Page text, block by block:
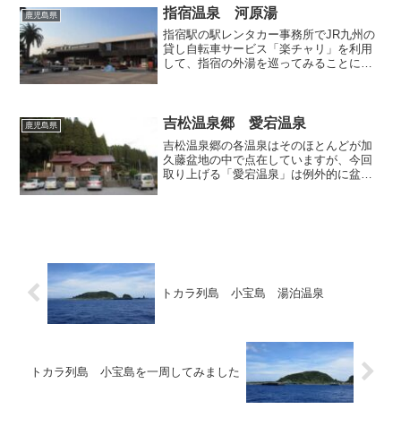
元温泉」をチェックアウトした後は、東
京へ帰るために鹿児...
鹿児島県 指宿温泉 河原湯
指宿駅の駅レンタカー事務所でJR九州の
貸し自転車サービス「楽チャリ」を利用
して、指宿の外湯を巡ってみることにし
始時間である朝9時から...
鹿児島県 吉松温泉郷 愛宕温泉
吉松温泉郷の各温泉はそのほとんどが加
久藤盆地の中で点在していますが、今回
取り上げる「愛宕温泉」は例外的に盆地
トカラ列島 小宝島 湯泊温泉
トカラ列島 小宝島を一周してみました